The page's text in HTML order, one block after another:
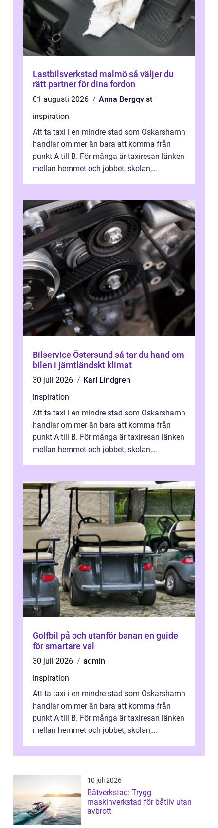
Lastbilsverkstad malmö så väljer du
rätt partner för dina fordon
01 augusti 2026
Anna Bergqvist
inspiration
Att ta taxi i en mindre stad som Oskarshamn
handlar om mer än bara att komma från
punkt A till B. För många är taxiresan länken
mellan hemmet och jobbet, skolan,
Bilservice Östersund så tar du hand om
bilen i jämtländskt klimat
30 juli 2026
Karl Lindgren
inspiration
Att ta taxi i en mindre stad som Oskarshamn
handlar om mer än bara att komma från
punkt A till B. För många är taxiresan länken
mellan hemmet och jobbet, skolan,
Golfbil på och utanför banan en guide
för smartare val
30 juli 2026
admin
inspiration
Att ta taxi i en mindre stad som Oskarshamn
handlar om mer än bara att komma från
punkt A till B. För många är taxiresan länken
mellan hemmet och jobbet, skolan,
10 juli 2026
Båtverkstad: Trygg
maskinverkstad för båtliv utan
avbrott